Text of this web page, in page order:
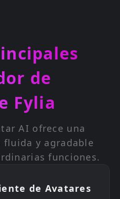
de
Fylia
AI ofrece una
y agradable
funciones.
de Avatares